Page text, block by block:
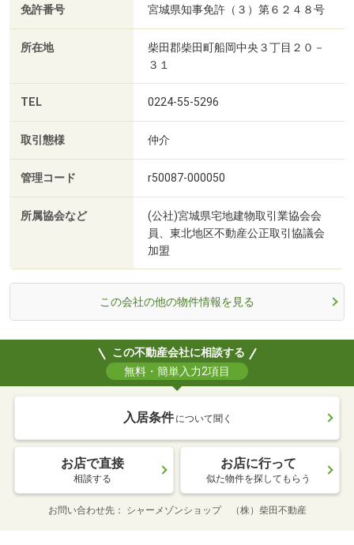
免許番号 宮城県知事免許（３）第６２４８号
所在地
柴田郡柴田町船岡中央３丁目２０－
３１
TEL 0224-55-5296
取引態様 仲介
管理コード r50087-000050
所属協会など
(公社)宮城県宅地建物取引業協会会
員、東北地区不動産公正取引協議会
加盟
この会社の他の物件情報を見る
この不動産会社に相談する
無料・簡単入力2項目
入居条件 について聞く
お店で直接
相談する
お店に行って
似た物件を探してもらう
お問い合わせ先 シャーメゾンショップ （株）柴田不動産